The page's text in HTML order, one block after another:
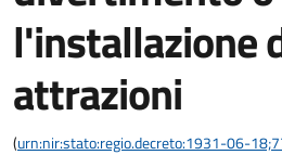
l'installazione
attrazioni
(urn:nir:stato:regio.decreto:1931-06-